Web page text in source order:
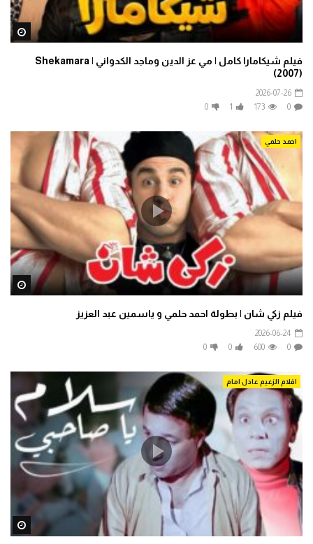
فيلم شيكامارا كامل | مي عز الدين وماجد الكدواني | Shekamara
(2007)
2026-07-26
0
173
1
0
احمد حلمي
فيلم زكي شان | بطولة احمد حلمي و ياسمين عبد العزيز
2026-06-24
0
600
0
0
افلام الزعيم عادل امام